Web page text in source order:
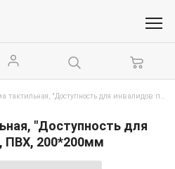
Пиктограмма тактильная, "Доступность для инвалидов по зрению, ПВХ, 200*200мм
"Доступность для
ПВХ, 200*200мм